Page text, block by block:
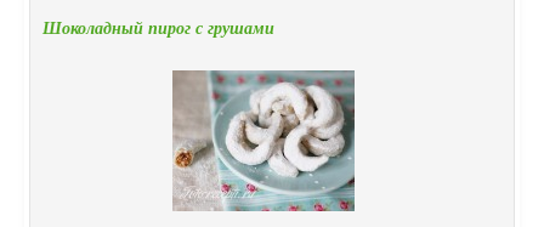
Шоколадный пирог с грушами